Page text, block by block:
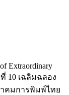
Extraordinary
10 เฉลิมฉลอง
คมการพิมพ์ไทย